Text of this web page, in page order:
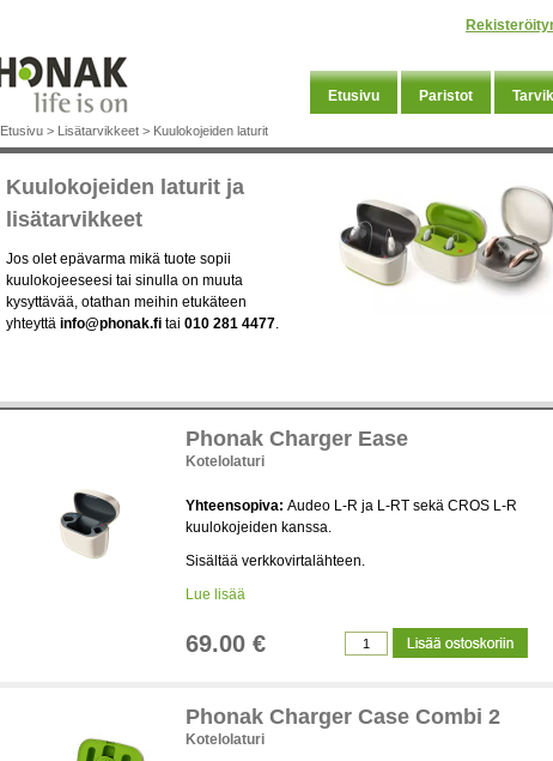
Etusivu Paristot
Etusivu > Lisätarvikkeet > Kuulokojeiden laturit
Kuulokojeiden laturit ja
lisätarvikkeet
Jos olet epävarma mikä tuote sopii
kuulokojeeseesi tai sinulla on muuta
kysyttävää, otathan meihin etukäteen
yhteyttä info@phonak.fi tai 010 281 4477.
Phonak Charger Ease
Kotelolaturi
Yhteensopiva: Audeo L-R ja L-RT sekä CROS L-R
kuulokojeiden kanssa.
Sisältää verkkovirtalähteen.
Lue lisää
69.00 €
Phonak Charger Case Combi 2
Kotelolaturi